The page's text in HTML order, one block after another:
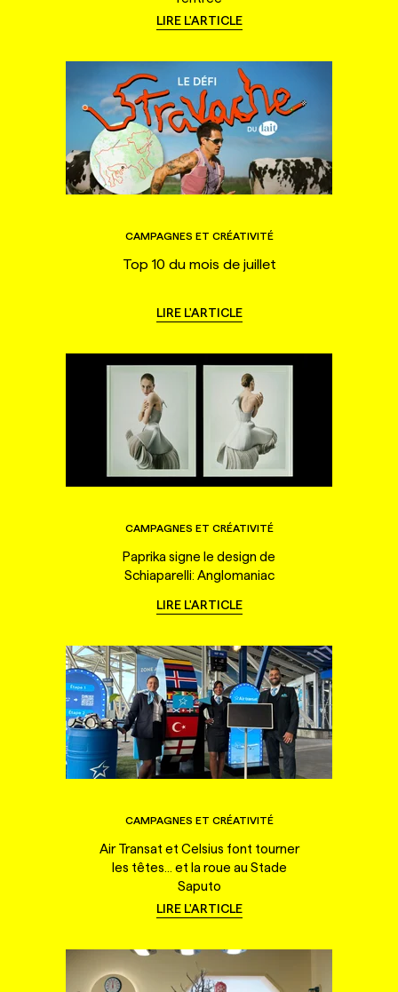
LIRE L'ARTICLE
CAMPAGNES ET CRÉATIVITÉ
Top 10 du mois de juillet
LIRE L'ARTICLE
CAMPAGNES ET CRÉATIVITÉ
Paprika signe le design de
Schiaparelli: Anglomaniac
LIRE L'ARTICLE
CAMPAGNES ET CRÉATIVITÉ
Air Transat et Celsius font tourner
les têtes... et la roue au Stade
Saputo
LIRE L'ARTICLE